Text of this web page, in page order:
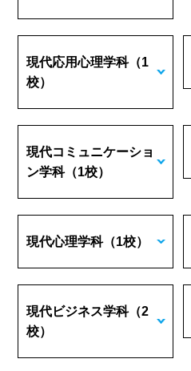
現代応用心理学科（1
校）
現代コミュニケーショ
ン学科（1校）
現代心理学科（1校）
現代ビジネス学科（2
校）